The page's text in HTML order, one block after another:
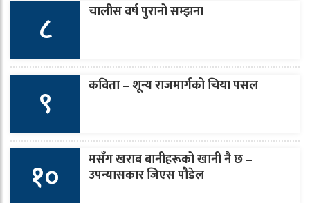
८ चालीस वर्ष पुरानो सम्झना
९ कविता – शून्य राजमार्गको चिया पसल
१० मसँग खराब बानीहरूको खानी नै छ –
उपन्यासकार जिएस पौडेल